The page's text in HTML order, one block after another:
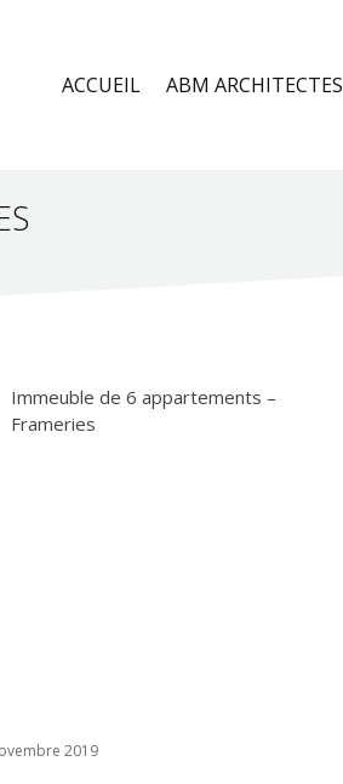
ACCUEIL ABM ARCHITECTES
Immeuble de 6 appartements –
Frameries
2019